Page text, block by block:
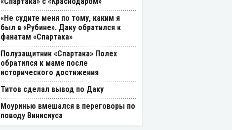
«Не судите меня по тому, каким я
был в «Рубине». Даку обратился к
фанатам «Спартака»
Полузащитник «Спартака» Полех
обратился к маме после
исторического достижения
Титов сделал вывод по Даку
Моуринью вмешался в переговоры по
поводу Винисиуса